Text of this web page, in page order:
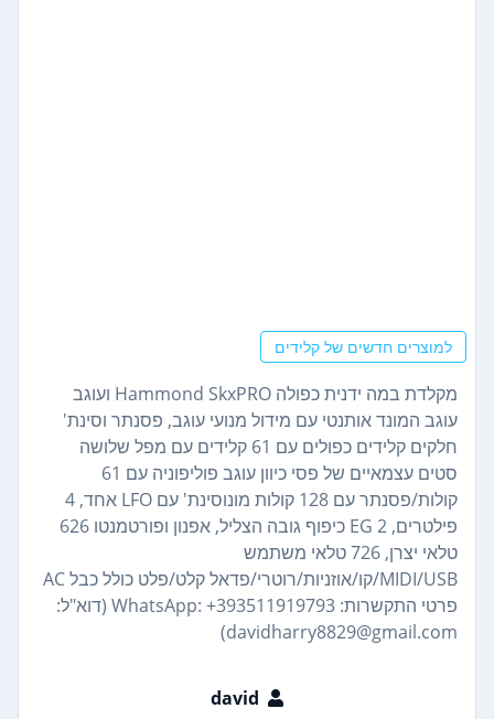
למוצרים חדשים של קלידים
מקלדת במה ידנית כפולה Hammond SkxPRO ועוגב
עוגב המונד אותנטי עם מידול מנועי עוגב, פסנתר וסינת'
חלקים קלידים כפולים עם 61 קלידים עם מפל שלושה
סטים עצמאיים של פסי כיוון עוגב פוליפוניה עם 61
קולות/פסנתר עם 128 קולות מונוסינת' עם LFO אחד, 4
פילטרים, 2 EG כיפוף גובה הצליל, אפנון ופורטמנטו 626
טלאי יצרן, 726 טלאי משתמש
MIDI/USB/קו/אוזניות/רוטרי/פדאל קלט/פלט כולל כבל AC
פרטי התקשרות: WhatsApp: +393511919793 (דוא"ל:
davidharry8829@gmail.com)
david